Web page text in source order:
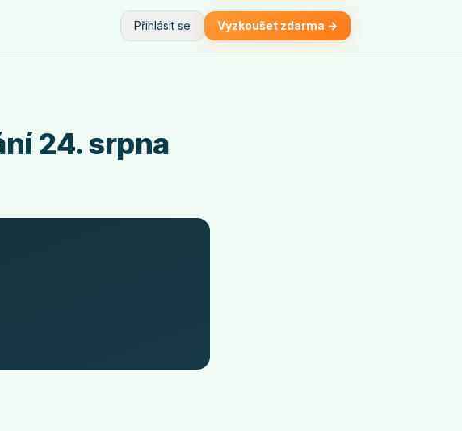
Přihlásit se Vyzkoušet zdarma →
24. srpna